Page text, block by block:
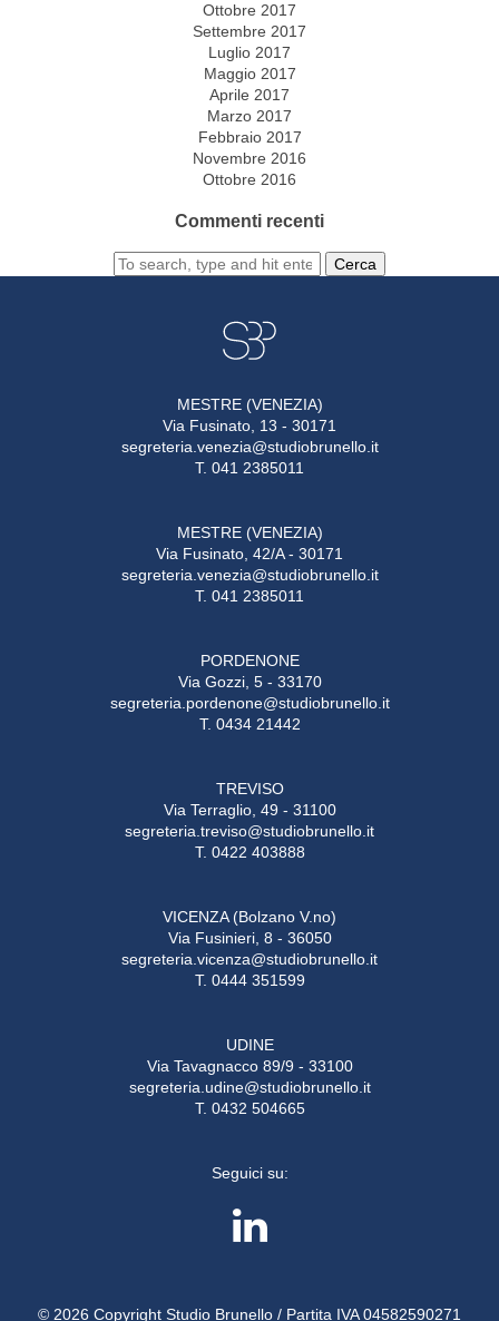
Ottobre 2017
Settembre 2017
Luglio 2017
Maggio 2017
Aprile 2017
Marzo 2017
Febbraio 2017
Novembre 2016
Ottobre 2016
Commenti recenti
Cerca
MESTRE (VENEZIA)
Via Fusinato, 13 - 30171
segreteria.venezia@studiobrunello.it
T. 041 2385011
MESTRE (VENEZIA)
Via Fusinato, 42/A - 30171
segreteria.venezia@studiobrunello.it
T. 041 2385011
PORDENONE
Via Gozzi, 5 - 33170
segreteria.pordenone@studiobrunello.it
T. 0434 21442
TREVISO
Via Terraglio, 49 - 31100
segreteria.treviso@studiobrunello.it
T. 0422 403888
VICENZA (Bolzano V.no)
Via Fusinieri, 8 - 36050
segreteria.vicenza@studiobrunello.it
T. 0444 351599
UDINE
Via Tavagnacco 89/9 - 33100
segreteria.udine@studiobrunello.it
T. 0432 504665
Seguici su:
© 2026 Copyright Studio Brunello / Partita IVA 04582590271